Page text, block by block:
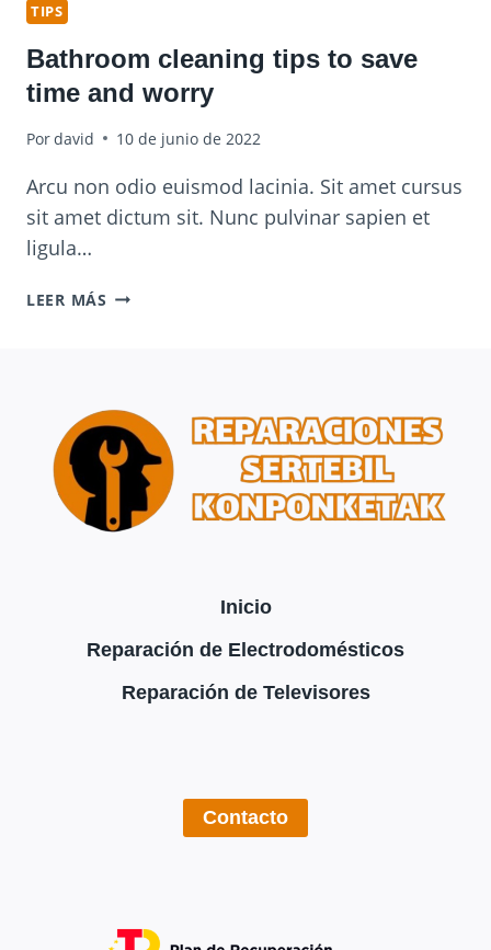
TIPS
Bathroom cleaning tips to save
time and worry
Pordavid 10 de junio de 2022
Arcu non odio euismod lacinia. Sit amet cursus
sit amet dictum sit. Nunc pulvinar sapien et
ligula…
LEER MÁS BATHROOM
TIME
AND
WORRY
Inicio
Reparación de Electrodomésticos
Reparación de Televisores
Contacto